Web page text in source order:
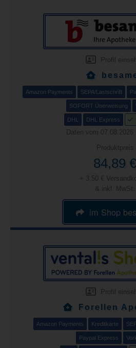
Profil
Amazon Payments SEPA/Lastschrift
SOFORT Überweisung
DHL DHL Express
Daten vom 07.08.2026
Produktpreis
84,89 €
+ 3,50 €
& inkl. MwSt.
im Shop
Profil
Forellen
Amazon Payments Kreditkarte
Paypal Express